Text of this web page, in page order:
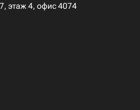
этаж 4, офис 4074